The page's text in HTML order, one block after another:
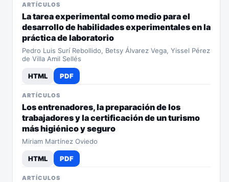
ARTÍCULOS
La tarea experimental como medio para el
desarrollo de habilidades experimentales en la
práctica de laboratorio
Pedro Luis Surí Rebollido, Betsy Álvarez Vega, Yissel Pérez
de Villa Amil Sellés
HTML PDF
ARTÍCULOS
Los entrenadores, la preparación de los
trabajadores y la certificación de un turismo
más higiénico y seguro
Miriam Martínez Oviedo
HTML PDF
ARTÍCULOS